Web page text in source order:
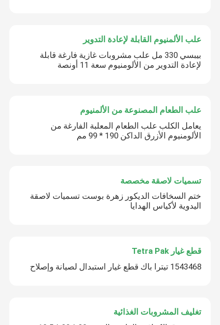
علب الألمنيوم القابلة لإعادة التدوير
بيبسي 330 مل علب مشروبات غازية فارغة قابلة
لإعادة التدوير من الألومنيوم سعة 11 أونصة
علب الطعام المصنوعة من الألمنيوم
يعامل الكلب علب الطعام المعلبة الفارغة من
الألومنيوم الأزرق الداكن 190 * 99 مم
تسميات لاصقة مخصصة
ختم السخافات الديكور زهرة بوست تسميات لاصقة
اليدوية لأكياس الهدايا
قطع غيار Tetra Pak
1543468 تيترا باك قطع غيار استبدال لصيانة وإصلاح
تغليف المشروبات الغذائية